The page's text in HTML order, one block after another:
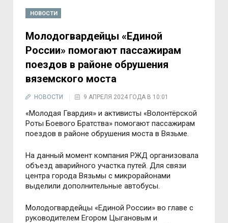
НОВОСТИ
Молодогвардейцы «Единой
России» помогают пассажирам
поездов в районе обрушения
вяземского моста
НОВОСТИ 9 АПРЕЛЯ 2024 ГОДА В 10:01
«Молодая Гвардия» и активисты «Волонтёрской
Роты Боевого Братства» помогают пассажирам
поездов в районе обрушения моста в Вязьме.
На данный момент компания РЖД организовала
объезд аварийного участка путей. Для связи
центра города Вязьмы с микрорайонами
выделили дополнительные автобусы.
Молодогвардейцы «Единой России» во главе с
руководителем Егором Цыгановым и